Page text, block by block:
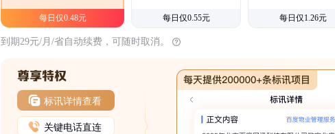
每日仅0.48元 每日仅0.55元 每日仅1.26元
到期29元/月/省自动续费，可随时取消。
标讯详情查看
关键电话直连